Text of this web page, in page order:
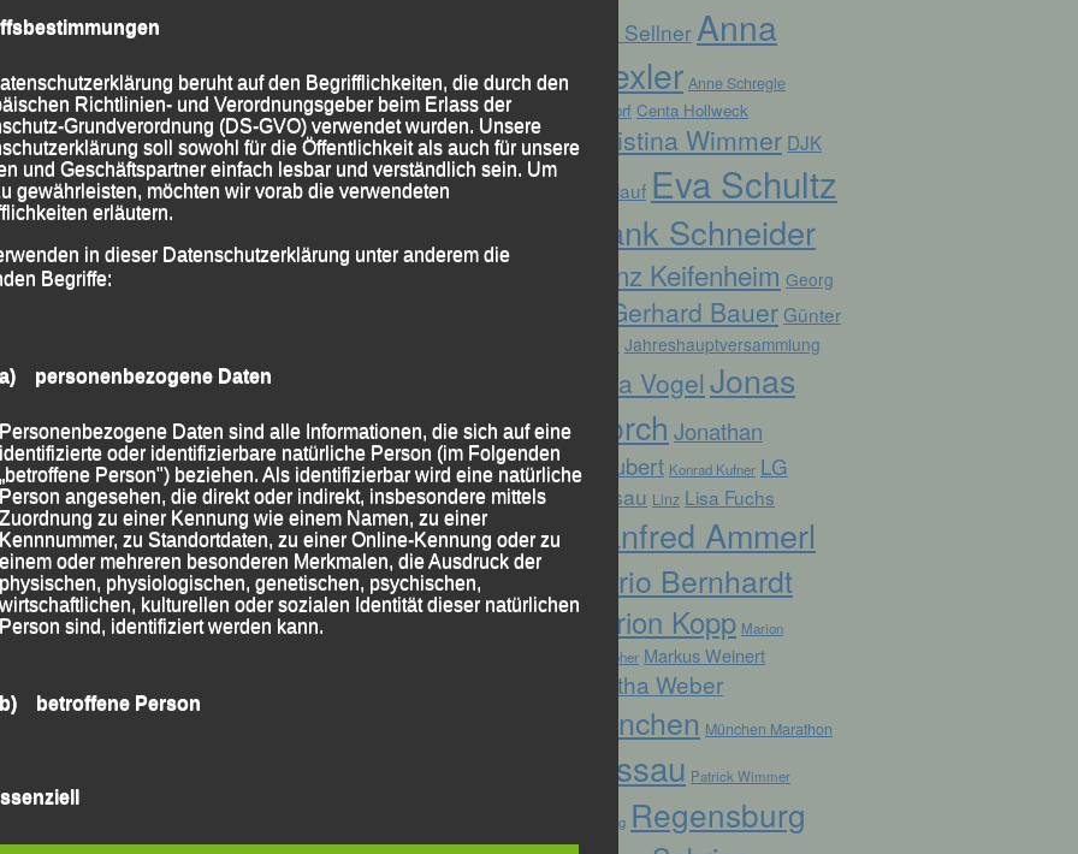
Alex Sellner Anna
Drexler Anne Schregle
Arnstorf Centa Hollweck
Christina Wimmer DJK
Domlauf Eva Schultz
Frank Schneider
Franz Keifenheim Georg
Gerhard Bauer Günter
Jahreshauptversammlung
Jana Vogel Jonas
Storch Jonathan
Schubert Konrad Kufner LG
Passau Linz Lisa Fuchs
Manfred Ammerl
Mario Bernhardt
Marion Kopp Marion
Krautloher Markus Weinert
Martha Weber
München München Marathon
Passau Patrick Wimmer
Pocking Regensburg
beruht auf den Begrifflichkeiten, die durch den
Richtlinien- und Verordnungsgeber beim Erlass der
Grundverordnung (DS-GVO) verwendet wurden. Unsere
soll sowohl für die Öffentlichkeit als auch für unsere
und Geschäftspartner einfach lesbar und verständlich sein. Um
gewährleisten, möchten wir vorab die verwendeten
erläutern.
in dieser Datenschutzerklärung unter anderem die
Begriffe:
a) personenbezogene Daten
Personenbezogene Daten sind alle Informationen, die sich auf eine
identifizierte oder identifizierbare natürliche Person (im Folgenden
„betroffene Person") beziehen. Als identifizierbar wird eine natürliche
Person angesehen, die direkt oder indirekt, insbesondere mittels
Zuordnung zu einer Kennung wie einem Namen, zu einer
Kennnummer, zu Standortdaten, zu einer Online-Kennung oder zu
einem oder mehreren besonderen Merkmalen, die Ausdruck der
physischen, physiologischen, genetischen, psychischen,
wirtschaftlichen, kulturellen oder sozialen Identität dieser natürlichen
Person sind, identifiziert werden kann.
b) betroffene Person
Verarbeitung Verantwortlichen verarbeitet werden.